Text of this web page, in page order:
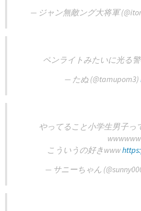
— ジャン無敵ング大将軍
ペンライトみたいに光る
— たぬ (@tamupom3)
やってること小学生男子っ
wwwwww
こういうの好きwww
— サニーちゃん